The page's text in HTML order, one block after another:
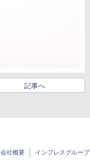
記事へ
会社概要 インプレスグループ